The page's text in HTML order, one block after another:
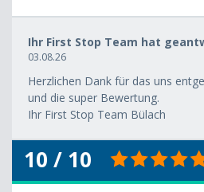
Ihr First Stop Team hat
03.08.26
Herzlichen Dank für das uns
und die super Bewertung.
Ihr First Stop Team Bülach
10 / 10